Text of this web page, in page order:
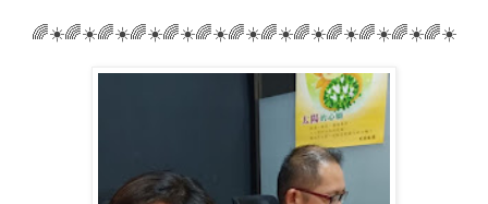
🌈☀️🌈☀️🌈☀️🌈☀️🌈☀️🌈☀️🌈☀️🌈☀️🌈☀️🌈☀️🌈☀️🌈☀️🌈☀️